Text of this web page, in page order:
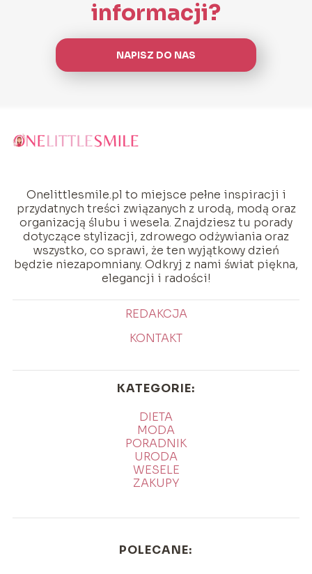
informacji?
NAPISZ DO NAS
Onelittlesmile.pl to miejsce pełne inspiracji i
przydatnych treści związanych z urodą, modą oraz
organizacją ślubu i wesela. Znajdziesz tu porady
dotyczące stylizacji, zdrowego odżywiania oraz
wszystko, co sprawi, że ten wyjątkowy dzień
będzie niezapomniany. Odkryj z nami świat piękna,
elegancji i radości!
REDAKCJA
KONTAKT
KATEGORIE:
DIETA
MODA
PORADNIK
URODA
WESELE
ZAKUPY
POLECANE: